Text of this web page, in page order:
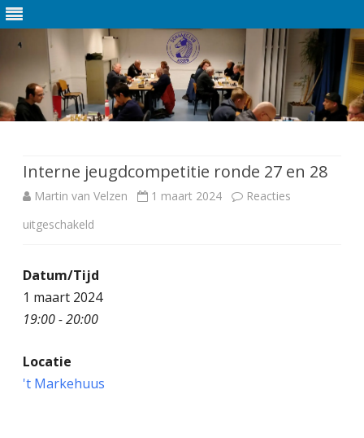
de
inhoud
Interne jeugdcompetitie ronde 27 en 28
Martin van Velzen 1 maart 2024
Reacties
uitgeschakeld
o
Datum/Tijd
1 maart 2024
19:00 - 20:00
Locatie
't Markehuus